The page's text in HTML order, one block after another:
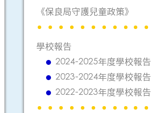
《保良局守護兒童政策》
學校報告
2024-2025年度學校報告
2023-2024年度學校報告
2022-2023年度學校報告